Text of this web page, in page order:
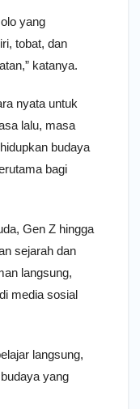
yang
tobat, dan
katanya.
nyata untuk
lalu, masa
budaya
bagi
Gen Z hingga
sejarah dan
langsung,
media sosial
langsung,
yang